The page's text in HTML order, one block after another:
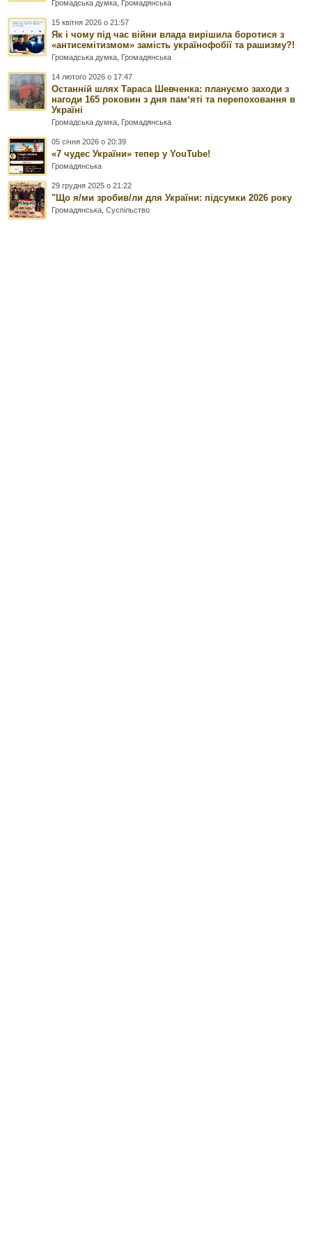
Громадська думка Громадянська
15 квітня 2026 о 21:57
Як і чому під час війни влада вирішила боротися з
«антисемітизмом» замість українофобії та рашизму?!
Громадська думка Громадянська
14 лютого 2026 о 17:47
Останній шлях Тараса Шевченка: плануємо заходи з
нагоди 165 роковин з дня памʼяті та перепоховання в
Україні
Громадська думка Громадянська
05 січня 2026 о 20:39
«7 чудес України» тепер у YouTube!
Громадянська
29 грудня 2025 о 21:22
"Що я/ми зробив/ли для України: підсумки 2026 року
Громадянська ,Суспільство